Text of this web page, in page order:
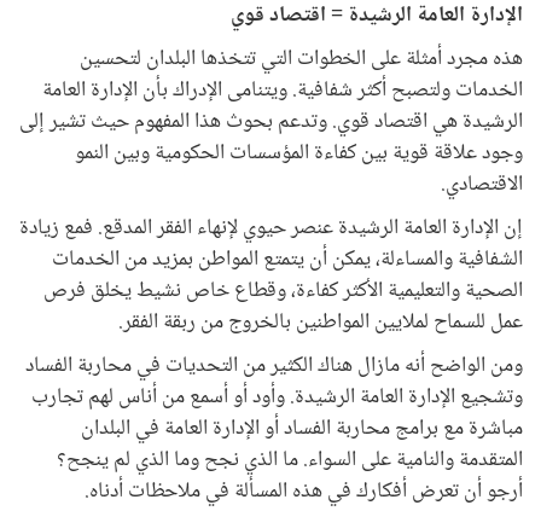
الإدارة العامة الرشيدة = اقتصاد قوي
هذه مجرد أمثلة على الخطوات التي تتخذها البلدان لتحسين
الخدمات ولتصبح أكثر شفافية. ويتنامى الإدراك بأن الإدارة العامة
الرشيدة هي اقتصاد قوي. وتدعم بحوث هذا المفهوم حيث تشير إلى
وجود علاقة قوية بين كفاءة المؤسسات الحكومية وبين النمو
الاقتصادي.
إن الإدارة العامة الرشيدة عنصر حيوي لإنهاء الفقر المدقع. فمع زيادة
الشفافية والمساءلة، يمكن أن يتمتع المواطن بمزيد من الخدمات
الصحية والتعليمية الأكثر كفاءة، وقطاع خاص نشيط يخلق فرص
عمل للسماح لملايين المواطنين بالخروج من ربقة الفقر.
ومن الواضح أنه مازال هناك الكثير من التحديات في محاربة الفساد
وتشجيع الإدارة العامة الرشيدة. وأود أو أسمع من أناس لهم تجارب
مباشرة مع برامج محاربة الفساد أو الإدارة العامة في البلدان
المتقدمة والنامية على السواء. ما الذي نجح وما الذي لم ينجح؟
أرجو أن تعرض أفكارك في هذه المسألة في ملاحظات أدناه.